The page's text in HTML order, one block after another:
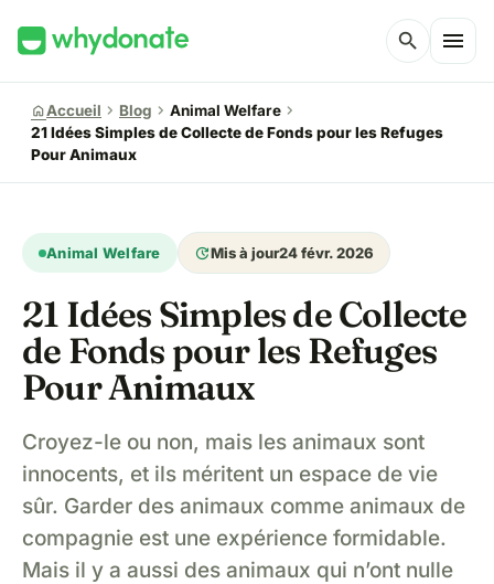
search menu
homeAccueil chevron_right Blog chevron_right Animal Welfare chevron_right
21 Idées Simples de Collecte de Fonds pour les Refuges
Pour Animaux
Animal Welfare updateMis à jour24 févr. 2026
21 Idées Simples de Collecte
de Fonds pour les Refuges
Pour Animaux
Croyez-le ou non, mais les animaux sont
innocents, et ils méritent un espace de vie
sûr. Garder des animaux comme animaux de
compagnie est une expérience formidable.
Mais il y a aussi des animaux qui n’ont nulle